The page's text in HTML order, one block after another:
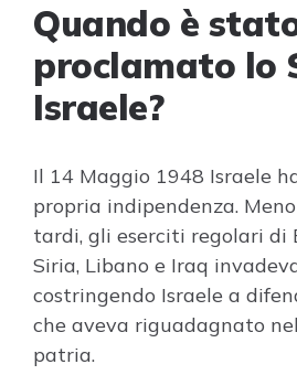
Quando è
proclamato lo
Israele?
Il 14 Maggio 1948 Israele
propria indipendenza.
tardi, gli eserciti regolari di
Siria, Libano e Iraq
costringendo Israele a
che aveva riguadagnato
patria.